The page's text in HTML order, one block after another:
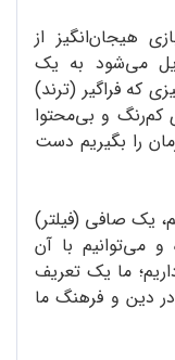
هیجان‌انگیز از
می‌شود به یک
که فراگیر (ترند)
کم‌رنگ و بی‌محتوا
را بگیریم دست
یک صافی (فیلتر)
می‌توانیم با آن
ما یک تعریف
دین و فرهنگ ما